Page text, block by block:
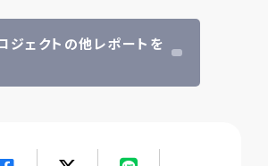
ジェクトの他レポートを